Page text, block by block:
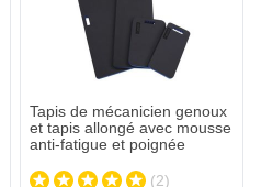
Exécution
Ajouter
Tapis de mécanicien genoux
et tapis allongé avec mousse
anti-fatigue et poignée
(2)